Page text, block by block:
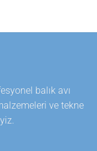
balık avı
ve tekne